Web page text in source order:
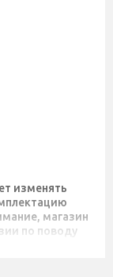
изменять
магазин
по поводу